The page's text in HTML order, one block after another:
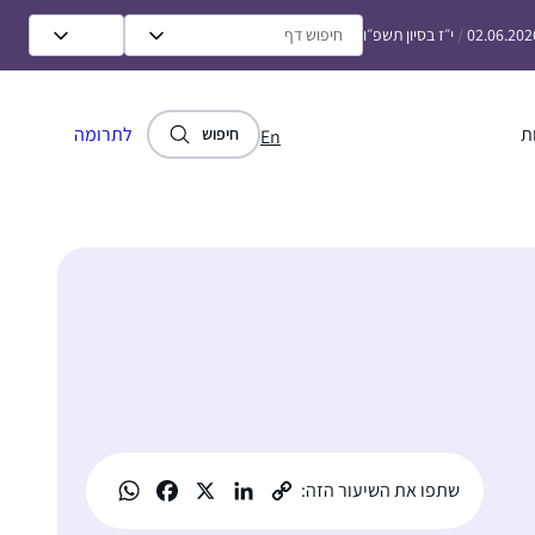
/ י״ז בסיון תשפ״ו
En חיפוש לתרומה
שתפו את השיעור הזה: